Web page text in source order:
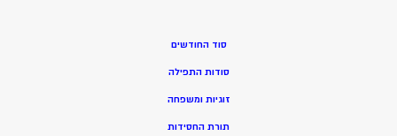
סוד החודשים
סודות התפילה
זוגיות ומשפחה
תורת החסידות